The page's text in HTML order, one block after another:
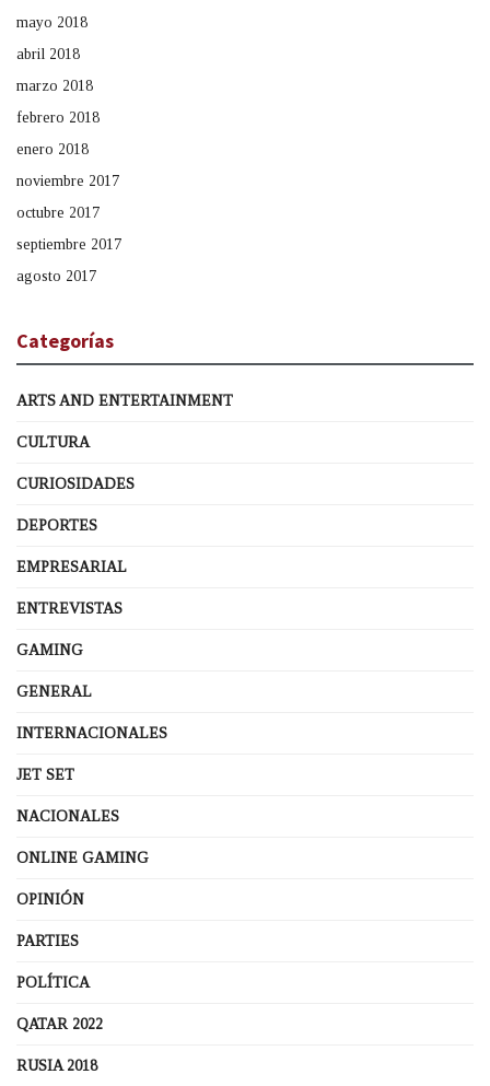
mayo 2018
abril 2018
marzo 2018
febrero 2018
enero 2018
noviembre 2017
octubre 2017
septiembre 2017
agosto 2017
Categorías
ARTS AND ENTERTAINMENT
CULTURA
CURIOSIDADES
DEPORTES
EMPRESARIAL
ENTREVISTAS
GAMING
GENERAL
INTERNACIONALES
JET SET
NACIONALES
ONLINE GAMING
OPINIÓN
PARTIES
POLÍTICA
QATAR 2022
RUSIA 2018